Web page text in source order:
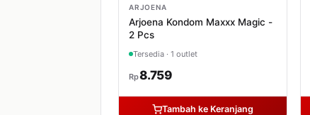
ARJOENA
Arjoena Kondom Maxxx Magic -
2 Pcs
Tersedia · 1 outlet
Rp8.759
Tambah ke Keranjang